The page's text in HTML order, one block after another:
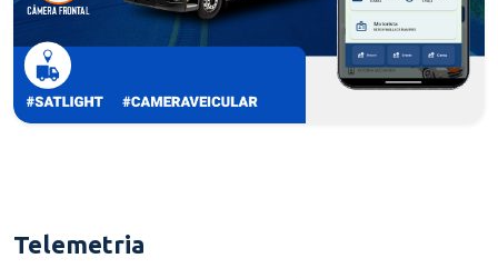
Telemetria